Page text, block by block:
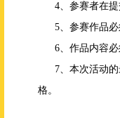
4、参赛者在
5、参赛作品
6、作品内容
7、本次活动
格。